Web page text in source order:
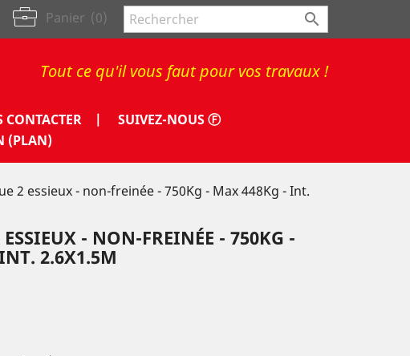
Panier (0) 
Tout ce qu'il vous faut pour vos travaux !
CONTACTER |
SUIVEZ-NOUS Ⓕ
(PLAN)
2 essieux - non-freinée - 750Kg - Max 448Kg - Int.
- NON-FREINÉE - 750KG -
2.6X1.5M